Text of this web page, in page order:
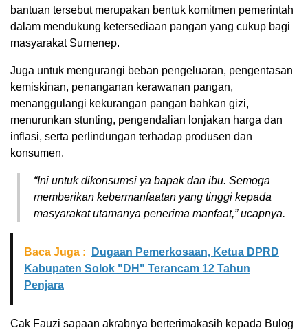
bantuan tersebut merupakan bentuk komitmen pemerintah
dalam mendukung ketersediaan pangan yang cukup bagi
masyarakat Sumenep.
Juga untuk mengurangi beban pengeluaran, pengentasan
kemiskinan, penanganan kerawanan pangan,
menanggulangi kekurangan pangan bahkan gizi,
menurunkan stunting, pengendalian lonjakan harga dan
inflasi, serta perlindungan terhadap produsen dan
konsumen.
“Ini untuk dikonsumsi ya bapak dan ibu. Semoga
memberikan kebermanfaatan yang tinggi kepada
masyarakat utamanya penerima manfaat,” ucapnya.
Baca Juga :
Dugaan Pemerkosaan, Ketua DPRD
Kabupaten Solok "DH" Terancam 12 Tahun
Penjara
Cak Fauzi sapaan akrabnya berterimakasih kepada Bulog